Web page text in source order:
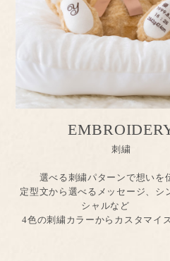
刺繍
選べる刺繍パターンで想いを
定型文から選べるメッセージ、シ
シャルなど
4色の刺繍カラーからカスタマイ